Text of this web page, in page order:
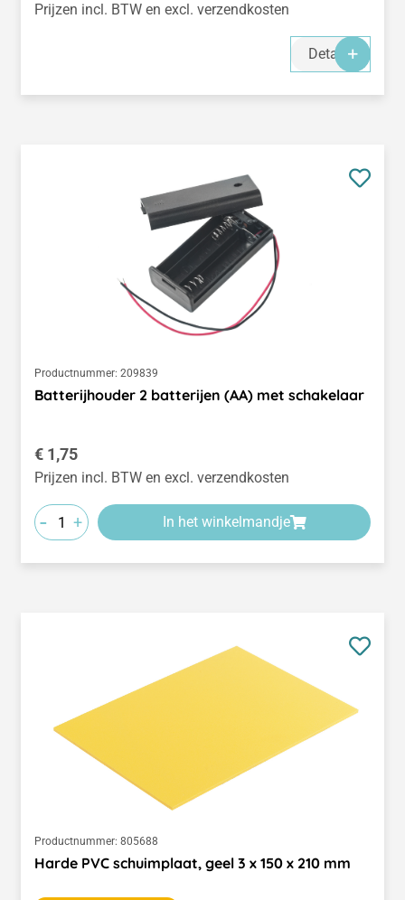
Prijzen incl. BTW en excl. verzendkosten
Details
Productnummer: 209839
Batterijhouder 2 batterijen (AA) met schakelaar
Normale prijs:
€ 1,75
Prijzen incl. BTW en excl. verzendkosten
- + In het winkelmandje
Productnummer: 805688
Harde PVC schuimplaat, geel 3 x 150 x 210 mm